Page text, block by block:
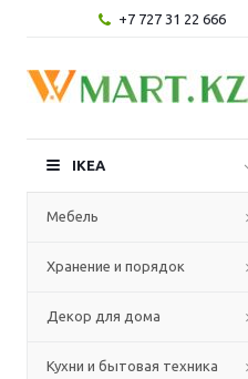
+7 727 31 22 666
IKEA
Мебель
Хранение и порядок
Декор для дома
Кухни и бытовая техника